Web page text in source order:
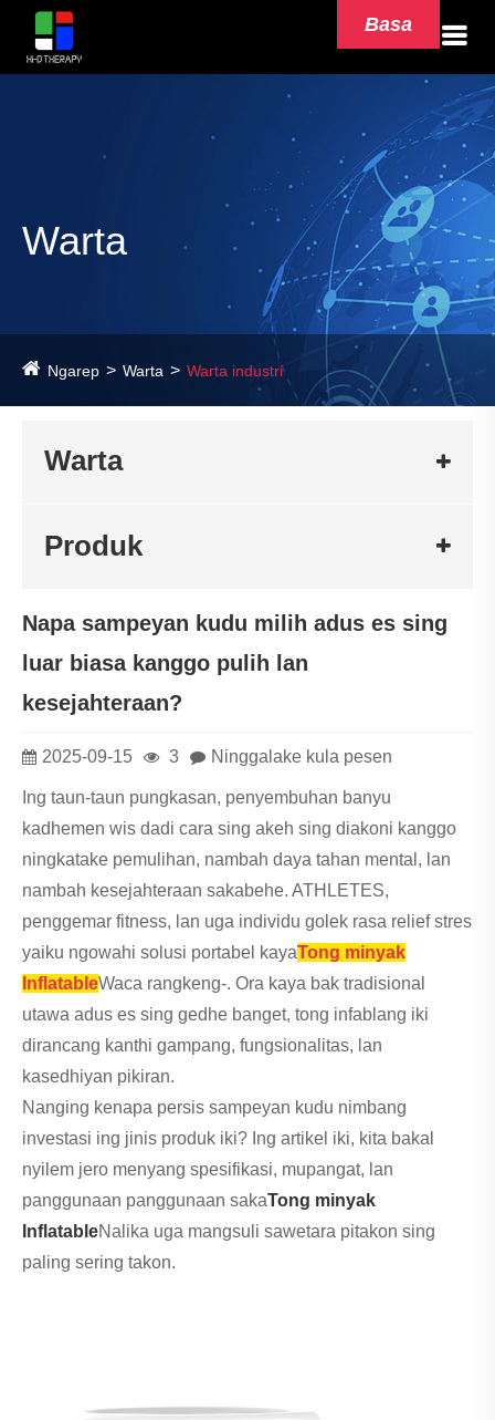
Basa
Warta
Ngarep Warta Warta industri
Warta
Produk
Napa sampeyan kudu milih adus es sing
luar biasa kanggo pulih lan
kesejahteraan?
2025-09-15 3 Ninggalake kula pesen
Ing taun-taun pungkasan, penyembuhan banyu
kadhemen wis dadi cara sing akeh sing diakoni kanggo
ningkatake pemulihan, nambah daya tahan mental, lan
nambah kesejahteraan sakabehe. ATHLETES,
penggemar fitness, lan uga individu golek rasa relief stres
yaiku ngowahi solusi portabel kayaTong minyak
InflatableWaca rangkeng-. Ora kaya bak tradisional
utawa adus es sing gedhe banget, tong infablang iki
dirancang kanthi gampang, fungsionalitas, lan
kasedhiyan pikiran.
Nanging kenapa persis sampeyan kudu nimbang
investasi ing jinis produk iki? Ing artikel iki, kita bakal
nyilem jero menyang spesifikasi, mupangat, lan
panggunaan panggunaan sakaTong minyak
InflatableNalika uga mangsuli sawetara pitakon sing
paling sering takon.